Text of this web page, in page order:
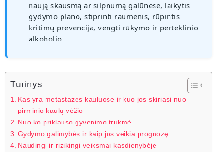
naują skausmą ar silpnumą galūnėse, laikytis
gydymo plano, stiprinti raumenis, rūpintis
kritimų prevencija, vengti rūkymo ir perteklinio
alkoholio.
Turinys
Kas yra metastazės kauluose ir kuo jos skiriasi nuo
pirminio kaulų vėžio
Nuo ko priklauso gyvenimo trukmė
Gydymo galimybės ir kaip jos veikia prognozę
Naudingi ir rizikingi veiksmai kasdienybėje